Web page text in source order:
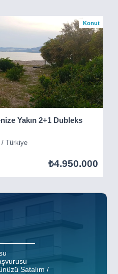
Konut
Yakın 2+1 Dubleks
/ Türkiye
₺4.950.000
Satalım /